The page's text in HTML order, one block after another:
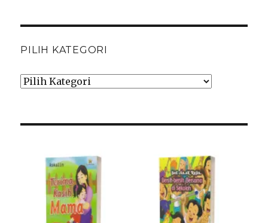
PILIH KATEGORI
Pilih